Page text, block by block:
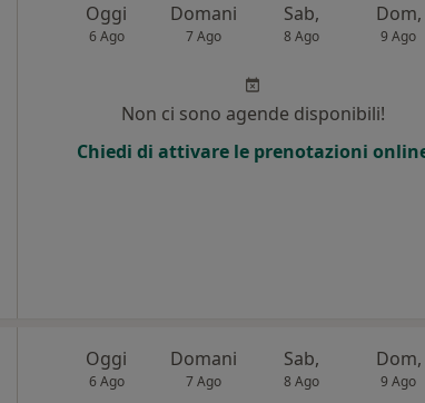
Oggi
6 Ago
Domani
7 Ago
Sab,
8 Ago
Dom,
9 Ago
Non ci sono agende disponibili!
Chiedi di attivare le prenotazioni
Oggi
6 Ago
Domani
7 Ago
Sab,
8 Ago
Dom,
9 Ago